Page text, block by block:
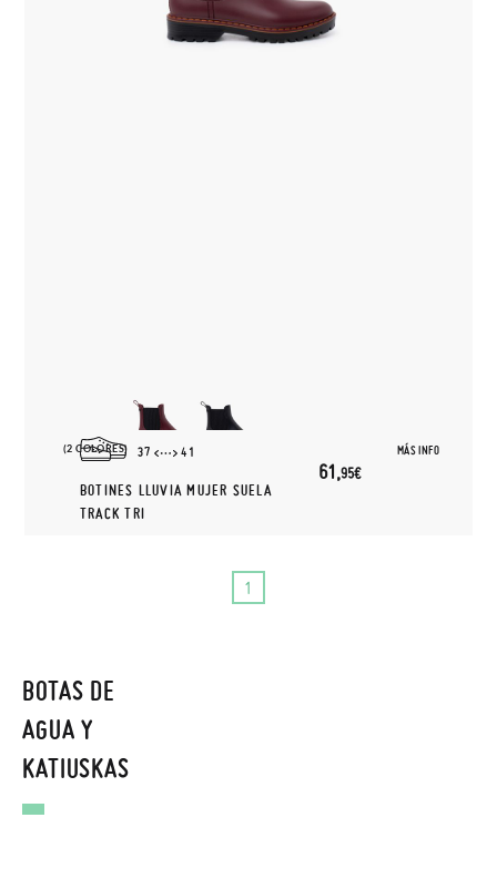
(2 COLORES) MÁS INFO
37 41
BOTINES LLUVIA MUJER SUELA
TRACK TRI
61,95€
1
BOTAS DE
AGUA Y
KATIUSKAS